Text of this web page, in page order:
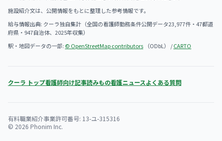
施設紹介文は、公開情報をもとに整理した参考情報です。
給与情報出典: クーラ独自集計（全国の看護師勤務条件公開データ23,977件・47都道
府県・947自治体、2025年収集）
駅・地図データの一部: © OpenStreetMap contributors （ODbL） /CARTO
クーラ トップ看護師向け記事読みもの看護ニュースよくある質問
有料職業紹介事業許可番号: 13-ユ-315316
© 2026 Phonim Inc.